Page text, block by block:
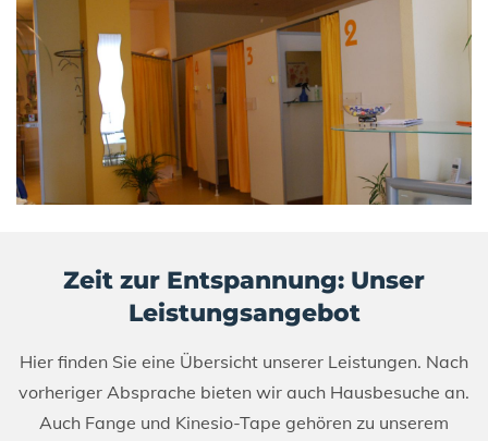
Zeit zur Entspannung: Unser
Leistungsangebot
Hier finden Sie eine Übersicht unserer Leistungen. Nach
vorheriger Absprache bieten wir auch Hausbesuche an.
Auch Fange und Kinesio-Tape gehören zu unserem